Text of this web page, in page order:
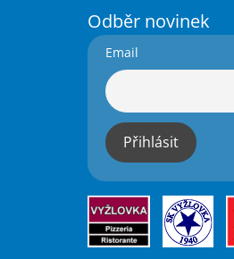
Odběr novinek
Email